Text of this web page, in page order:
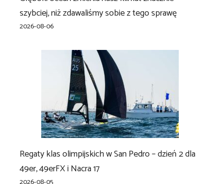
szybciej, niż zdawaliśmy sobie z tego sprawę
2026-08-06
Regaty klas olimpijskich w San Pedro – dzień 2 dla
49er, 49erFX i Nacra 17